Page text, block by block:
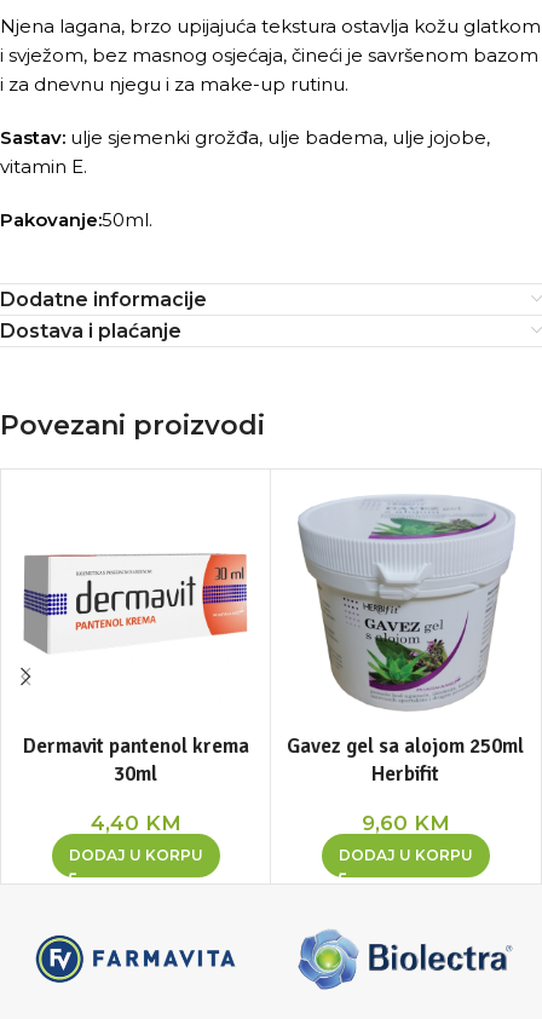
Njena lagana, brzo upijajuća tekstura ostavlja kožu glatkom
i svježom, bez masnog osjećaja, čineći je savršenom bazom
i za dnevnu njegu i za make-up rutinu.
Sastav: ulje sjemenki grožđa, ulje badema, ulje jojobe,
vitamin E.
Pakovanje:50ml.
Dodatne informacije
Dostava i plaćanje
Povezani proizvodi
Dermavit pantenol krema
30ml
4,40 KM
DODAJ U KORPU
Gavez gel sa alojom 250ml
Herbifit
9,60 KM
DODAJ U KORPU